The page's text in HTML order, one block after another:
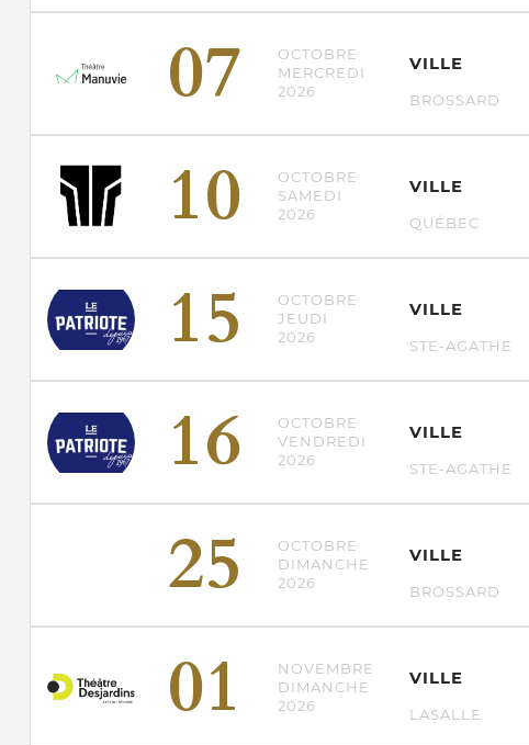
07
OCTOBRE
MERCREDI
2026
VILLE
BROSSARD
10
OCTOBRE
SAMEDI
2026
VILLE
QUÉBEC
15
OCTOBRE
JEUDI
2026
VILLE
STE-AGATHE
16
OCTOBRE
VENDREDI
2026
VILLE
STE-AGATHE
25
OCTOBRE
DIMANCHE
2026
VILLE
BROSSARD
01
NOVEMBRE
DIMANCHE
2026
VILLE
LASALLE